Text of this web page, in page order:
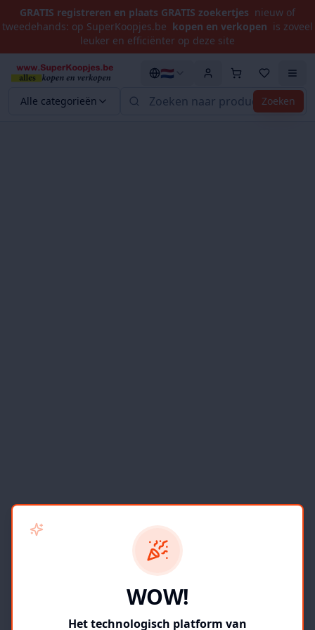
GRATIS registreren en plaats GRATIS zoekertjes nieuw of
tweedehands: op SuperKoopjes.be kopen en verkopen is zoveel
leuker en efficiënter op deze site
Alle categorieën Zoeken
🇳🇱
WOW!
Het technologisch platform van